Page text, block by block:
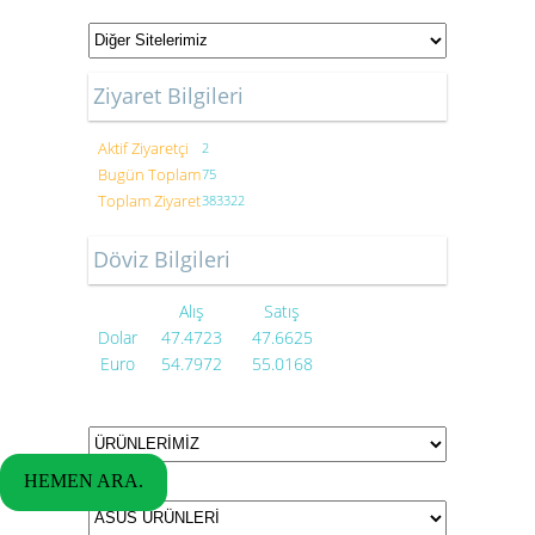
HEMEN ARA.
Ziyaret Bilgileri
Aktif Ziyaretçi 2
Bugün Toplam75
Toplam Ziyaret383322
Döviz Bilgileri
Alış
Satış
Dolar
47.4723
47.6625
Euro
54.7972 55.0168